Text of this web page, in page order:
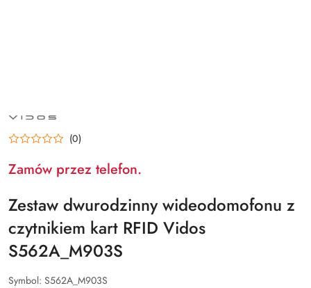
PRODUCENTA:
VIDOS
(0)
Zamów przez telefon.
Zestaw dwurodzinny wideodomofonu z
czytnikiem kart RFID Vidos
S562A_M903S
Symbol: S562A_M903S